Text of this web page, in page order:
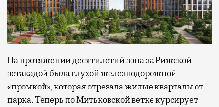
На протяжении десятилетий зона за Рижской
эстакадой была глухой железнодорожной
«промкой», которая отрезала жилые кварталы от
парка. Теперь по Митьковской ветке курсирует